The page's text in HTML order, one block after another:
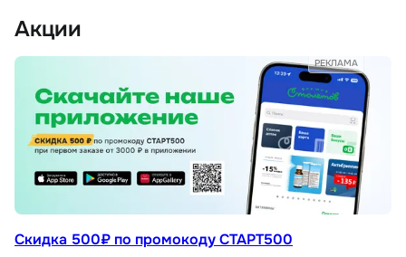
Акции
Скидка 500₽ по промокоду СТАРТ500
РЕКЛАМА